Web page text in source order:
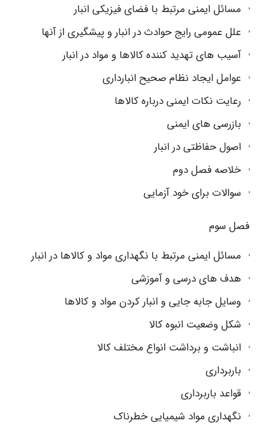
مسائل ایمنی مرتبط با فضای فیزیکی انبار
علل عمومی رایج حوادث در انبار و پیشگیری از آنها
آسیب های تهدید کننده کالاها و مواد در انبار
عوامل ایجاد نظام صحیح انبارداری
رعایت نکات ایمنی درباره کالاها
بازرسی های ایمنی
اصول حفاظتی در انبار
خلاصه فصل دوم
سوالات برای خود آزمایی
فصل سوم
مسائل ایمنی مرتبط با نگهداری مواد و کالاها در انبار
هدف های درسی و آموزشی
وسایل جابه جایی و انبار کردن مواد و کالاها
شکل وضعیت انبوه کالا
انباشت و برداشت انواع مختلف کالا
باربرداری
قواعد باربرداری
نگهداری مواد شیمیایی خطرناک